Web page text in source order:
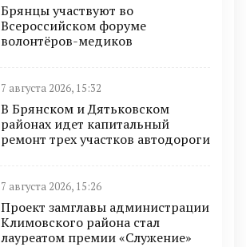
Брянцы участвуют во
Всероссийском форуме
волонтёров-медиков
7 августа 2026, 15:32
В Брянском и Дятьковском
районах идет капитальный
ремонт трех участков автодороги
7 августа 2026, 15:26
Проект замглавы администрации
Климовского района стал
лауреатом премии «Служение»